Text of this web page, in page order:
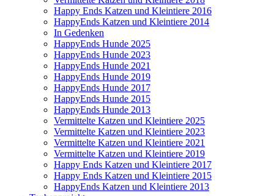
Happy Ends Katzen und Kleintiere 2016
HappyEnds Katzen und Kleintiere 2014
In Gedenken
HappyEnds Hunde 2025
HappyEnds Hunde 2023
HappyEnds Hunde 2021
HappyEnds Hunde 2019
HappyEnds Hunde 2017
HappyEnds Hunde 2015
HappyEnds Hunde 2013
Vermittelte Katzen und Kleintiere 2025
Vermittelte Katzen und Kleintiere 2023
Vermittelte Katzen und Kleintiere 2021
Vermittelte Katzen und Kleintiere 2019
Happy Ends Katzen und Kleintiere 2017
Happy Ends Katzen und Kleintiere 2015
HappyEnds Katzen und Kleintiere 2013